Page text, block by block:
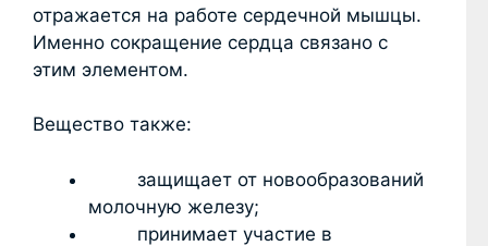
отражается на работе сердечной мышцы.
Именно сокращение сердца связано с
этим элементом.
Вещество также:
защищает от новообразований
молочную железу;
принимает участие в